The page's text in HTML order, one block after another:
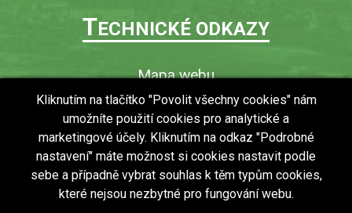
TECHNICKÉ ODKAZY
Mapa webu
O webu
Povinně zveřejňované informace
Ochrana osobních údajů (GDPR)
Vyhledávání
RSS
Kliknutím na tlačítko "Povolit všechny cookies" nám
umožníte použití cookies pro analytické a
marketingové účely. Kliknutím na odkaz "Podrobné
nastavení" máte možnost si cookies nastavit podle
sebe a případně vybrat souhlas k těm typům cookies,
které nejsou nezbytné pro fungování webu.